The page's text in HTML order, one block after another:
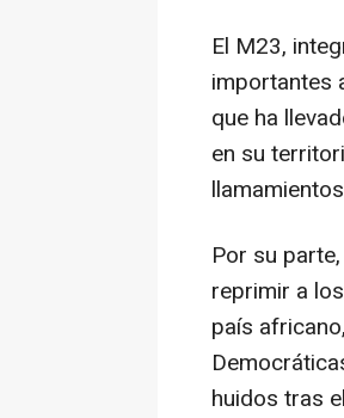
El M23,
importantes
que ha
en su
Por su
reprimir a
país
huidos tras